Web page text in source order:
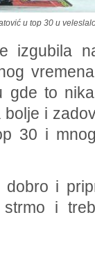
u top 30 u
izgubila
gde to
i
30 i
i
i